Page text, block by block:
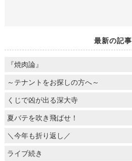
最新の記事
『焼肉論』
～テナントをお探しの方へ～
くじで凶が出る深大寺
夏バテを吹き飛ばせ！
＼今年も折り返し／
ライブ続き